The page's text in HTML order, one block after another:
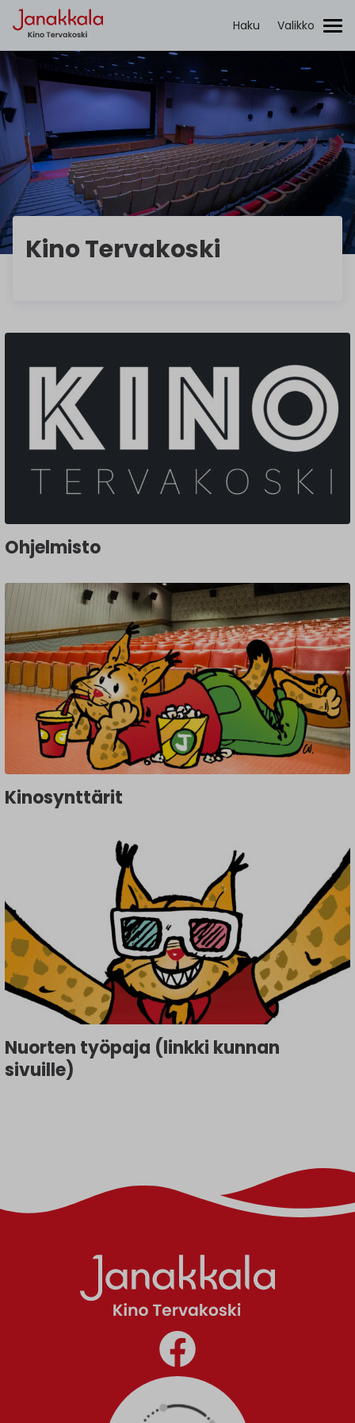
Tervakoski
Etsi:
Haku Valikko
Kino Tervakoski
Ohjelmisto
Kinosynttärit
Nuorten työpaja (linkki kunnan
sivuille)